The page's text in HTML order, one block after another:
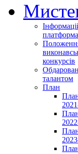
платформа
конкурсів
талантом
План